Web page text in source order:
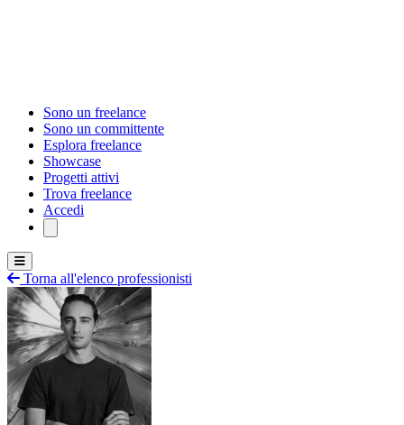
Sono un freelance
Sono un committente
Esplora freelance
Showcase
Progetti attivi
Trova freelance
Accedi
Torna all'elenco professionisti